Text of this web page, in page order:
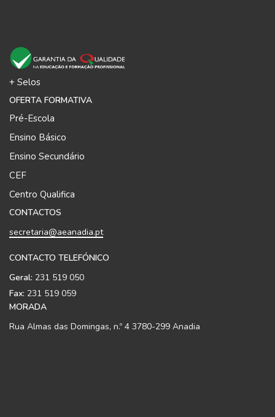
+ Selos
OFERTA FORMATIVA
Pré-Escola
Ensino Básico
Ensino Secundário
CEF
Centro Qualifica
CONTACTOS
secretaria@aeanadia.pt
CONTACTO TELEFÓNICO
Geral: 231 519 050
Fax: 231 519 059
MORADA
Rua Almas das Domingas, n.º 4 3780-299 Anadia